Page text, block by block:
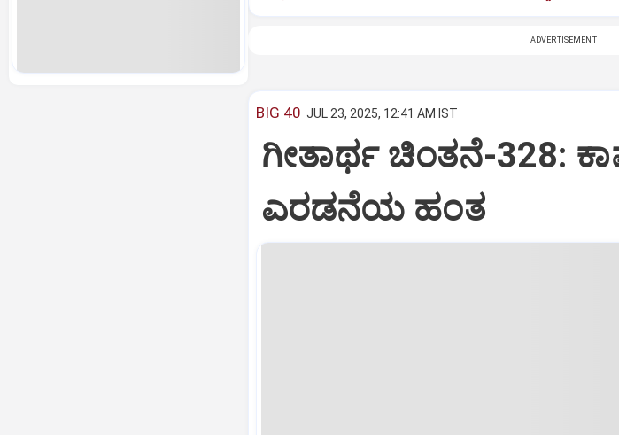
ADVERTISEMENT
BIG 40 JUL 23, 2025, 12:41 AM IST
ಗೀತಾರ್ಥ ಚಿಂತನೆ-328:
ಎರಡನೆಯ ಹಂತ